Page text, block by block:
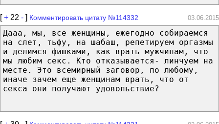
[+ 22 - ] Комментировать цитату №114332 03.06.2015
Дааа, мы, все женщины, ежегодно собираемся
на слет, тьфу, на шабаш, репетируем оргазмы
и делимся фишками, как врать мужчинам, что
мы любим секс. Кто отказывается- линчуем на
месте. Это всемирный заговор, по любому,
иначе зачем еще женщинам врать, что от
секса они получают удовольствие?